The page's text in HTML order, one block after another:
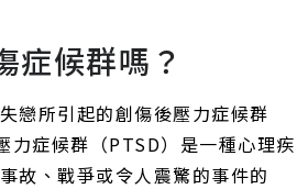
症候群嗎？
戀所引起的創傷後壓力症候群
力症候群（PTSD）是一種心理疾
故、戰爭或令人震驚的事件的